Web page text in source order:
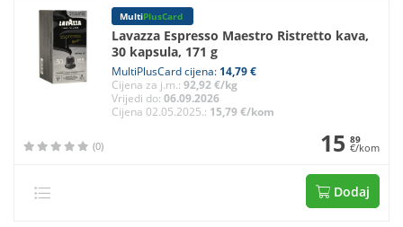
MultiPlusCard
Lavazza Espresso Maestro Ristretto kava,
30 kapsula, 171 g
MultiPlusCard cijena: 14,79 €
Cijena za j.m.: 92,92 €/kg
Vrijedi do: 06.09.2026
Cijena 02.05.2025.: 15,79 €/kom
(0) 15 89
€/kom
Dodaj